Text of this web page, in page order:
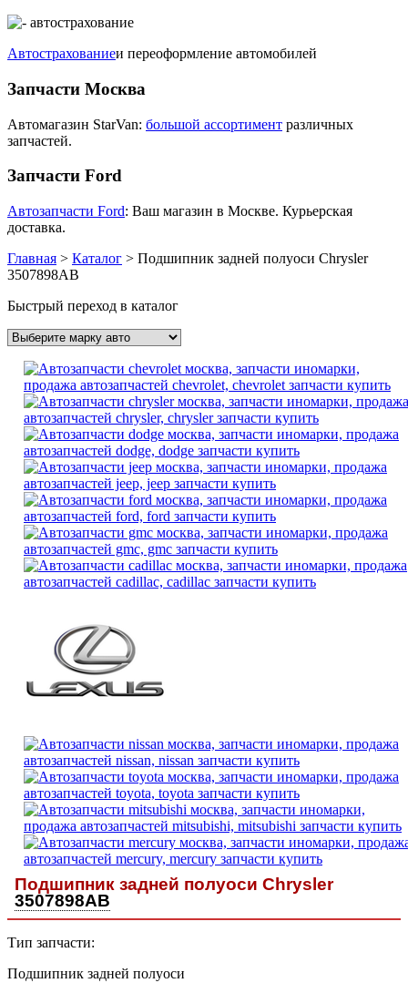
Автострахованиеи переоформление автомобилей
Запчасти Москва
Автомагазин StarVan: большой ассортимент различных
запчастей.
Запчасти Ford
Автозапчасти Ford: Ваш магазин в Москве. Курьерская
доставка.
Главная > Каталог > Подшипник задней полуоси Chrysler
3507898AB
Быстрый переход в каталог
Подшипник задней полуоси Chrysler
3507898AB
Тип запчасти:
Подшипник задней полуоси